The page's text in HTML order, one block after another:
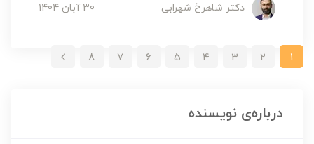
دکتر شاهرخ شهرابی 30 آبان 1404
1
2
3
4
5
6
7
8
درباره‌ی نویسنده